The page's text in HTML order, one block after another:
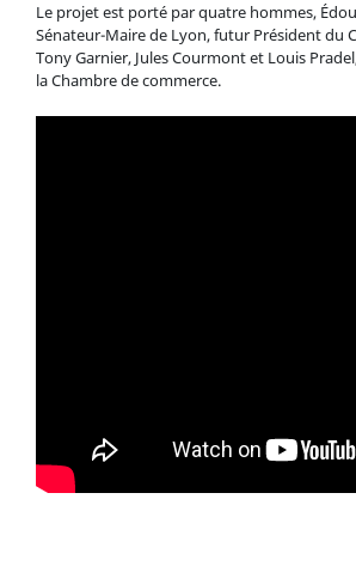
Le projet est porté par quatre hommes,
Sénateur-Maire de Lyon, futur Président du
Tony Garnier, Jules Courmont et Louis
la Chambre de commerce.